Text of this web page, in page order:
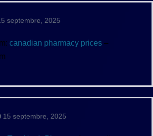
septembre, 2025
canadian pharmacy prices –
15 septembre, 2025